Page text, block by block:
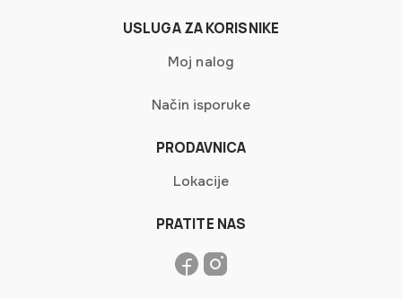
USLUGA ZA KORISNIKE
Moj nalog
Način isporuke
PRODAVNICA
Lokacije
PRATITE NAS